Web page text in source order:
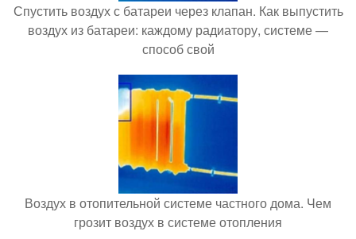
Спустить воздух с батареи через клапан. Как выпустить
воздух из батареи: каждому радиатору, системе —
способ свой
Воздух в отопительной системе частного дома. Чем
грозит воздух в системе отопления